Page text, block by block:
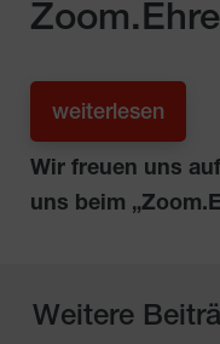
weiterlesen
Wir freuen uns
uns beim
Weitere